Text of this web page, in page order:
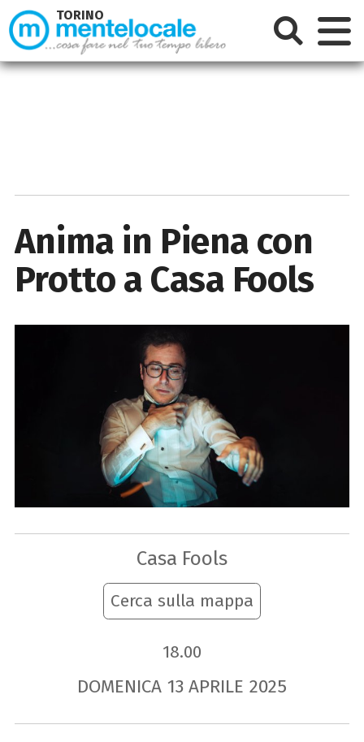
Anima in Piena con
Protto a Casa Fools
Casa Fools
Cerca sulla mappa
18.00
DOMENICA 13 APRILE 2025
TORINO